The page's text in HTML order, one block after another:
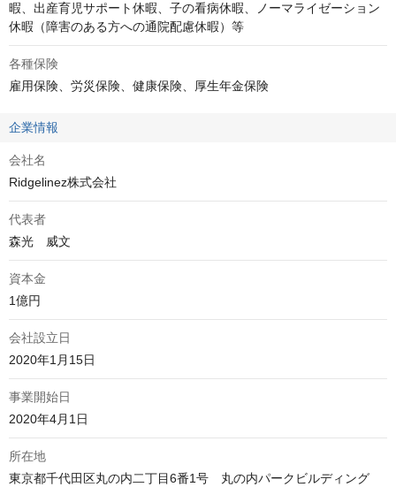
暇、出産育児サポート休暇、子の看病休暇、ノーマライゼーション
休暇（障害のある方への通院配慮休暇）等
各種保険
雇用保険、労災保険、健康保険、厚生年金保険
企業情報
会社名
Ridgelinez株式会社
代表者
森光　威文
資本金
1億円
会社設立日
2020年1月15日
事業開始日
2020年4月1日
所在地
東京都千代田区丸の内二丁目6番1号　丸の内パークビルディング